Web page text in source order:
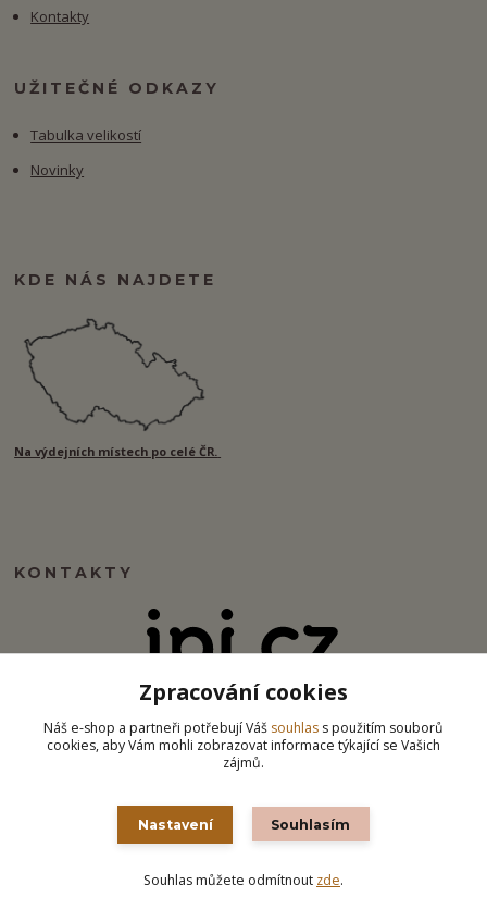
Kontakty
UŽITEČNÉ ODKAZY
Tabulka velikostí
Novinky
KDE NÁS NAJDETE
Na výdejních místech po celé ČR.
KONTAKTY
info@ipj.cz
Vytvořeno na Eshop-rychle.cz
Zpracování cookies
Náš e-shop a partneři potřebují Váš souhlas s použitím souborů
cookies, aby Vám mohli zobrazovat informace týkající se Vašich
zájmů.
Nastavení Souhlasím
Souhlas můžete odmítnout zde.